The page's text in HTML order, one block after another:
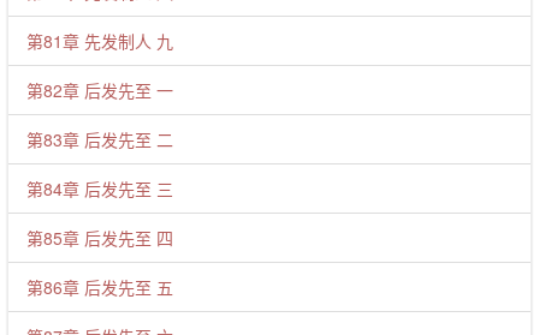
第81章 先发制人 九
第82章 后发先至 一
第83章 后发先至 二
第84章 后发先至 三
第85章 后发先至 四
第86章 后发先至 五